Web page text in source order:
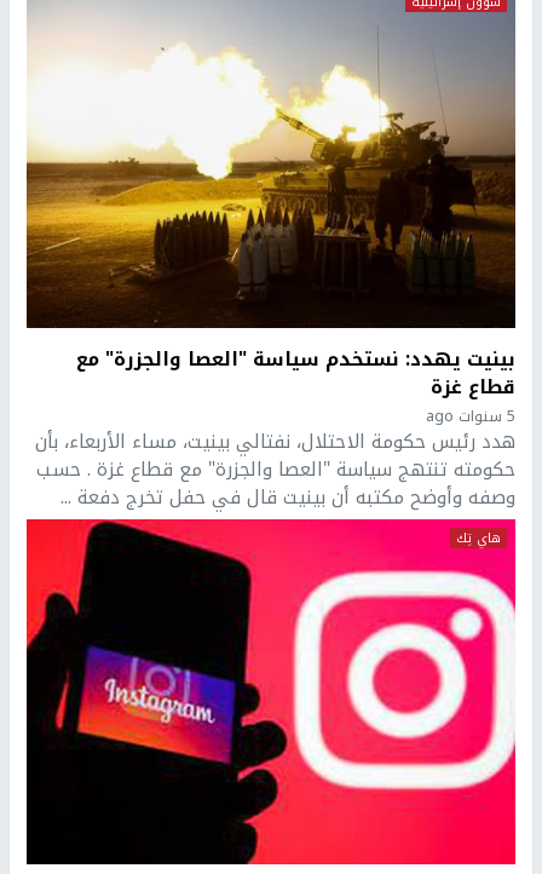
بينيت يهدد: نستخدم سياسة "العصا والجزرة" مع
قطاع غزة
5 سنوات ago
هدد رئيس حكومة الاحتلال، نفتالي بينيت، مساء الأربعاء، بأن
حكومته تنتهج سياسة "العصا والجزرة" مع قطاع غزة . حسب
وصفه وأوضح مكتبه أن بينيت قال في حفل تخرج دفعة ...
هاي تِك